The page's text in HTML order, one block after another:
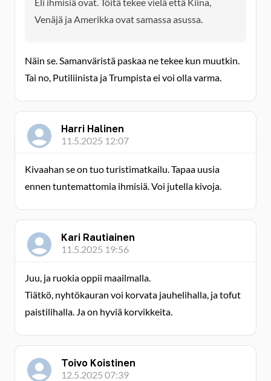
Venäjä ja Amerikka ovat samassa asussa.
Näin se. Samanväristä paskaa ne tekee kun muutkin.
Tai no, Putiliinista ja Trumpista ei voi olla varma.
Harri Halinen
11.5.2025 12:07
Kivaahan se on tuo turistimatkailu. Tapaa uusia
ennen tuntemattomia ihmisiä. Voi jutella kivoja.
Kari Rautiainen
11.5.2025 19:56
Juu, ja ruokia oppii maailmalla.
Tiätkö, nyhtökauran voi korvata jauhelihalla, ja tofut
paistilihalla. Ja on hyviä korvikkeita.
Toivo Koistinen
12.5.2025 07:39